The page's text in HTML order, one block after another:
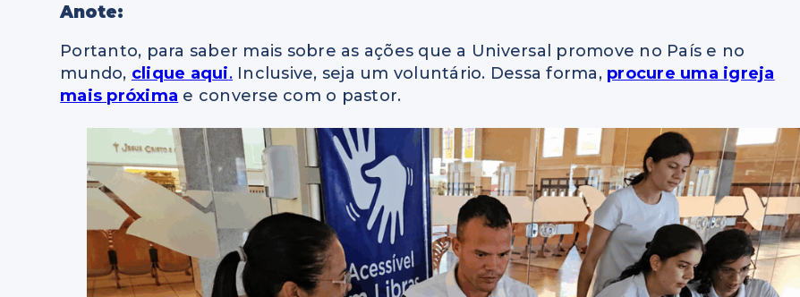
Anote:
Portanto, para saber mais sobre as ações que a Universal promove no País e no
mundo, clique aqui.Inclusive, seja um voluntário. Dessa forma, procure uma igreja
mais próxima e converse com o pastor.